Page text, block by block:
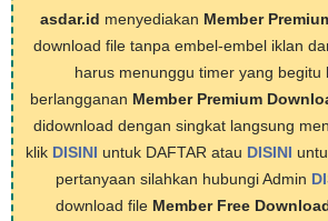
asdar.id menyediakan Member
download file tanpa embel-embel iklan
harus menunggu timer yang begitu
berlangganan Member Premium
didownload dengan singkat langsung
klik DISINI untuk DAFTAR atau DISINI
pertanyaan silahkan hubungi Admin
download file Member Free